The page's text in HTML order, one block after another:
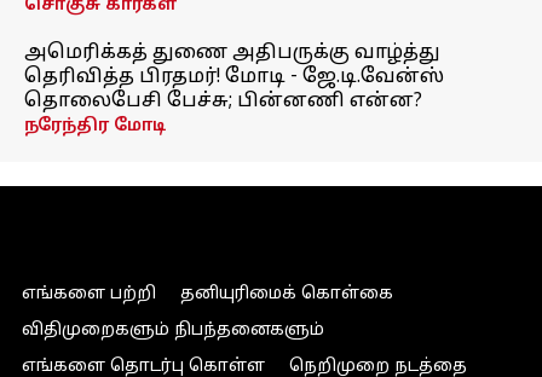
சொகுசு கார்கள்
அமெரிக்கத் துணை அதிபருக்கு வாழ்த்து
தெரிவித்த பிரதமர்! மோடி - ஜே.டி.வேன்ஸ்
தொலைபேசி பேச்சு; பின்னணி என்ன?
நரேந்திர மோடி
எங்களை பற்றி
தனியுரிமைக் கொள்கை
விதிமுறைகளும் நிபந்தனைகளும்
எங்களை தொடர்பு கொள்ள
நெறிமுறை நடத்தை